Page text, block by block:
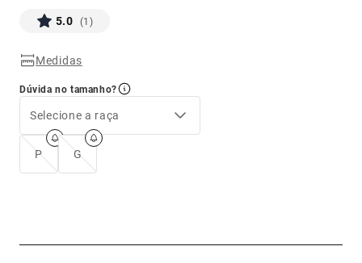
5.0 (1)
Medidas
Dúvida no tamanho?
Selecione a raça
P G